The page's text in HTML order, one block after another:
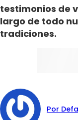
testimonios de
largo de todo
tradiciones.
Por